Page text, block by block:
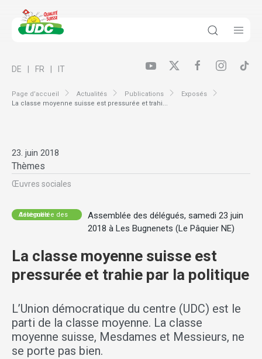
Page d’accueil Actualités Publications
Exposés
La classe moyenne suisse est pressurée et trahi...
DE FR IT
23. juin 2018
Thèmes
Œuvres sociales
Assemblée des délégués
Assemblée des délégués, samedi 23 juin
2018 à Les Bugnenets (Le Pâquier NE)
La classe moyenne suisse est
pressurée et trahie par la politique
L’Union démocratique du centre (UDC) est le
parti de la classe moyenne. La classe
moyenne suisse, Mesdames et Messieurs, ne
se porte pas bien.